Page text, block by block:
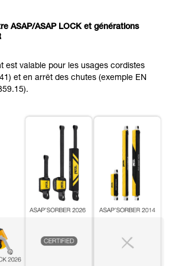
ASAP/ASAP LOCK et générations
est valable pour les usages cordistes
et en arrêt des chutes (exemple EN